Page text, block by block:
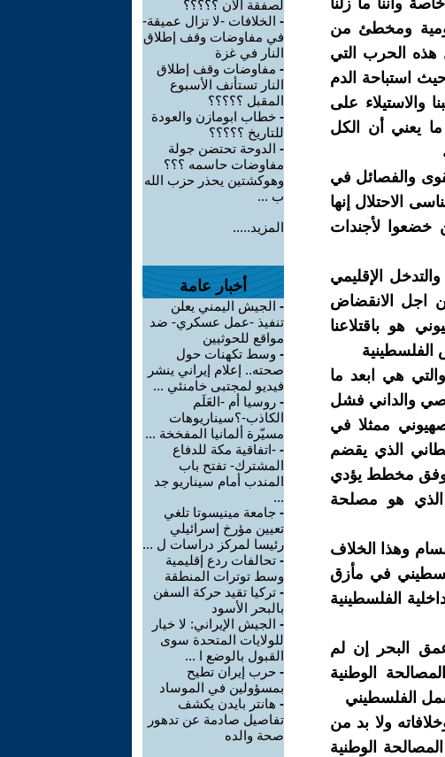
وأننا ما زلنا
ومخطئ من
هذه الحرب التي
استباحة الدم
والاستیلاء على
ما یعني أن الكل
والفصائل في
الاحتلال إنھا
لأجندات
الإقليمي
اجل الانقضاض
ھو باقتلاعنا
ھي ابعد ما
والداني فشل
ممثلا في
الذي یقضم
وفق مخطط یؤدي
الذي ھو مصلحة
وهذا الخلاف
في مأزق
الفلسطينية
عمق البحر إن لم
الوطنیة
الفلسطيني
ولا بد من
الوطنیة
لصفقة الآن ؟؟؟؟؟
- الخلافات -لا تزال عميقة-
في مفاوضات وقف إطلاق
النار في غزة
- مفاوضات وقف إطلاق
النار تستأنف الأسبوع
المقبل ؟؟؟؟؟
- خطاب ابومازن والعودة
للتاريخ ؟؟؟؟؟
- الدوحة تحتضن جولة
مفاوضات حاسمه ؟؟؟
وهوكشتين يحذر حزب الله
ب ...
المزيد.....
أخبار عامة
- الجيش اليمني يعلن
تنفيذ -عمل عسكري- ضد
مواقع للحوثيين
- وسط تكهنات حول
صحته.. إعلام إيراني ينشر
فيديو لمجتبى خامنئي ...
- روسيا أم -العَلَم
الكاذب-؟سيناريوهات
مسيّرة ألمانيا المفخخة ...
- -اتفاقية مكة للدفاع
المشترك- تفتح باب
المندب أمام سيناريو جد
...
- جامعة مينيسوتا تلغي
تعيين مؤرخ إسرائيلي
رئيسا لمركز دراسات ل ...
- تحالفات ردع إقليمية
وسط توترات المنطقة
- تركيا تقيد حركة السفن
بالبحر الأسود
- الجيش الإيراني: لا خيار
للولايات المتحدة سوى
القبول بالوضع ا ...
- حرب إيران تطيح
بمسؤولين في الموساد
- هانتر بايدن يكشف
تفاصيل صادمة عن تدهور
صحة والده